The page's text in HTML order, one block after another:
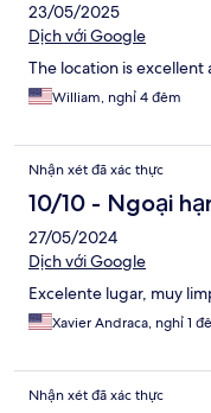
23/05/2025
Dịch với Google
The location is excellent
William, nghỉ 4 đêm
Nhận xét đã xác thực
10/10 - Ngoại
27/05/2024
Dịch với Google
Excelente lugar, muy
Xavier Andraca, nghỉ 1
Nhận xét đã xác thực